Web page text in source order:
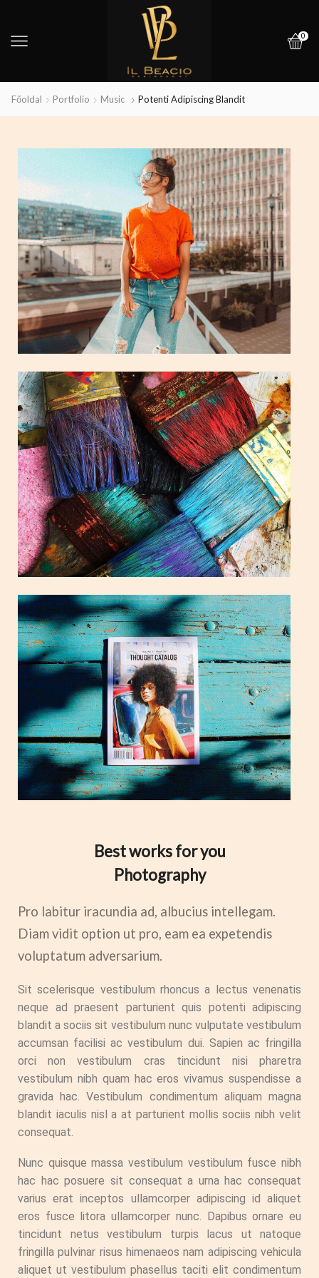
0
Főoldal Portfolio Music Potenti Adipiscing Blandit
Best works for you
Photography
Pro labitur iracundia ad, albucius intellegam.
Diam vidit option ut pro, eam ea expetendis
voluptatum adversarium.
Sit scelerisque vestibulum rhoncus a lectus venenatis
neque ad praesent parturient quis potenti adipiscing
blandit a sociis sit vestibulum nunc vulputate vestibulum
accumsan facilisi ac vestibulum dui. Sapien ac fringilla
orci non vestibulum cras tincidunt nisi pharetra
vestibulum nibh quam hac eros vivamus suspendisse a
gravida hac. Vestibulum condimentum aliquam magna
blandit iaculis nisl a at parturient mollis sociis nibh velit
consequat.
Nunc quisque massa vestibulum vestibulum fusce nibh
hac hac posuere sit consequat a urna hac consequat
varius erat inceptos ullamcorper adipiscing id aliquet
eros fusce litora ullamcorper nunc. Dapibus ornare eu
tincidunt netus vestibulum turpis lacus ut natoque
fringilla pulvinar risus himenaeos nam adipiscing vehicula
aliquet ut vestibulum phasellus taciti elit condimentum